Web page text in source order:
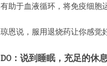
有助于血液循环，将免疫细胞
琼恩说，服用退烧药让你感觉
DO：说到睡眠，充足的休